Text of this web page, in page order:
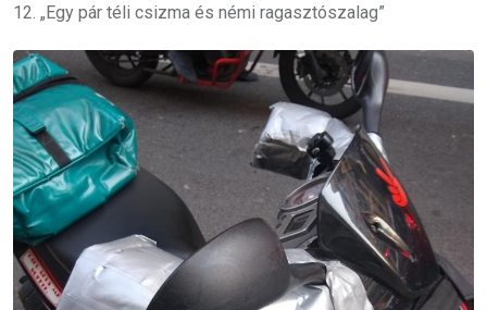
12. „Egy pár téli csizma és némi ragasztószalag”